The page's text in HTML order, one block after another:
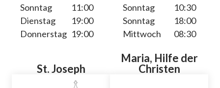
Sonntag
11:00
Dienstag
19:00
Donnerstag 19:00
Sonntag
10:30
Sonntag
18:00
Mittwoch
08:30
St. Joseph
Maria, Hilfe der
Christen